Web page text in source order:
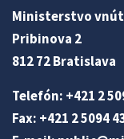
Ministerstvo
Pribinova 2
812 72 Bratislava
Telefón: +421 2
Fax: +421 2 5094